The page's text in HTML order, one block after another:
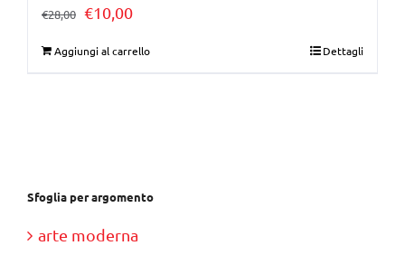
€28,00 Il
€10,00Il
Aggiungi al carrello Dettagli
Sfoglia per argomento
arte moderna